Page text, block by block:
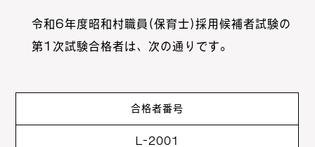
令和6年度昭和村職員(保育士)採用候補者試験の
第1次試験合格者は、次の通りです。
合格者番号
L-2001